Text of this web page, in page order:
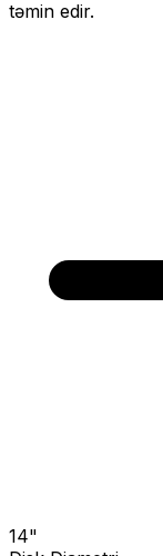
təmin edir.
14"